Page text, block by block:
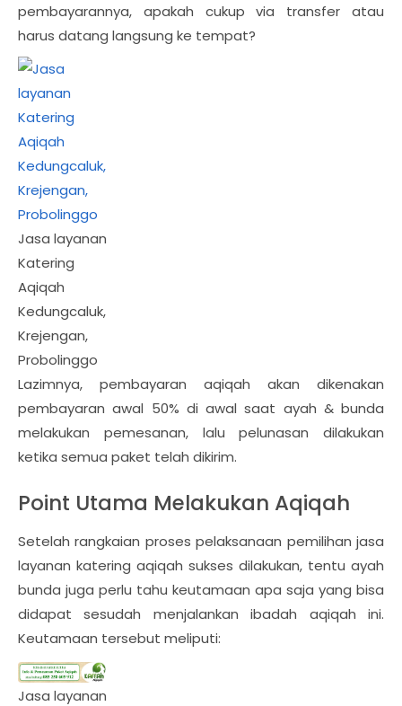
pembayarannya, apakah cukup via transfer atau
harus datang langsung ke tempat?
Jasa layanan
Katering
Aqiqah
Kedungcaluk,
Krejengan,
Probolinggo
Lazimnya, pembayaran aqiqah akan dikenakan
pembayaran awal 50% di awal saat ayah & bunda
melakukan pemesanan, lalu pelunasan dilakukan
ketika semua paket telah dikirim.
Point Utama Melakukan Aqiqah
Setelah rangkaian proses pelaksanaan pemilihan jasa
layanan katering aqiqah sukses dilakukan, tentu ayah
bunda juga perlu tahu keutamaan apa saja yang bisa
didapat sesudah menjalankan ibadah aqiqah ini.
Keutamaan tersebut meliputi:
Jasa layanan